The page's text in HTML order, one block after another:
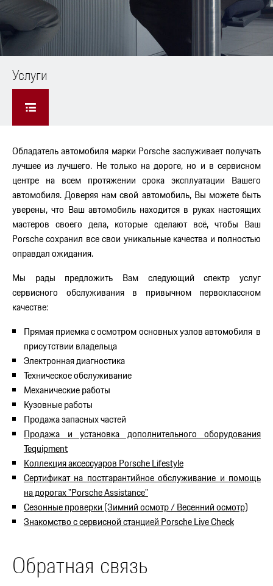
Услуги
Обладатель автомобиля марки Porsche заслуживает получать
лучшее из лучшего. Не только на дороге, но и в сервисном
центре на всем протяжении срока эксплуатации Вашего
автомобиля. Доверяя нам свой автомобиль, Вы можете быть
уверены, что Ваш автомобиль находится в руках настоящих
мастеров своего дела, которые сделают всё, чтобы Ваш
Porsche сохранил все свои уникальные качества и полностью
оправдал ожидания.
Мы рады предложить Вам следующий спектр услуг
сервисного обслуживания в привычном первоклассном
качестве:
Прямая приемка с осмотром основных узлов автомобиля в
присутствии владельца
Электронная диагностика
Техническое обслуживание
Механические работы
Кузовные работы
Продажа запасных частей
Продажа и установка дополнительного оборудования
Tequipment
Коллекция аксессуаров Porsche Lifestyle
Сертификат на постгарантийное обслуживание и помощь
на дорогах "Porsche Assistance"
Сезонные проверки (Зимний осмотр / Весенний осмотр)
Знакомство с сервисной станцией Porsche Live Check
Обратная связь